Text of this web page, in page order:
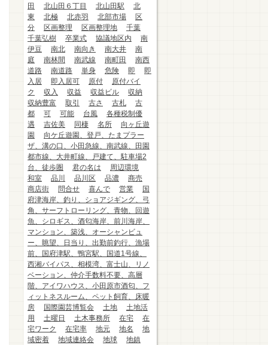
田
北山田６丁目 北山田駅
北
東
北極 北赤羽 北部市場
区
分
区画整理 区画整理地
千葉
千葉弘樹
卒業式 協議地区内
南
伊豆
南北 南向き 南大井
南
庭
南林間 南武線 南町田
南西
道路
南道路 単身 危険 即
即
入居
即入居可 原付
原付バイ
ク
収入 収益 収益ビル
収納
収納豊富
取引 古さ 古札
古
都
可 可能 台風
各種税制優
遇
吉佐美 同棲 名所
向ヶ丘遊
園
向ケ丘遊園、登戸、たまプラー
ザ、溝の口、小田急線、南武線、田園
都市線、大井町線、戸建て、駐車場2
台、徒歩圏
君の名は
周辺環境
和室
品川 品川区 品濃
商売
商店街
問合せ 喜んで 営業
国
府津海岸、釣り、ショアジギング、弓
角、サーフトローリング、青物、回遊
魚、シロギス、酒匂海岸、前川海岸、
マンション、築浅、オーシャンビュ
ー、眺望、日当り、出勤前釣行、漁場
前、国府津駅、鴨宮駅、国道1号線、
西湘バイパス、相模湾、富士山、リノ
ベーション、仲介手数料不要、高層
階、アイワハウス、小田原市酒匂、フ
ィットネスルーム、ペット飼育、床暖
房
国際園芸博覧会 土地
土地活
用
土曜日 土木事務所 在宅
在
宅ワーク
在宅率 地元 地名
地
域密着
地域連絡会 地球
地鎮